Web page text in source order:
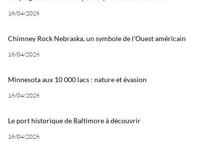
16/04/2026
Chimney Rock Nebraska, un symbole de l’Ouest américain
16/04/2026
Minnesota aux 10 000 lacs : nature et évasion
16/04/2026
Le port historique de Baltimore à découvrir
16/04/2026